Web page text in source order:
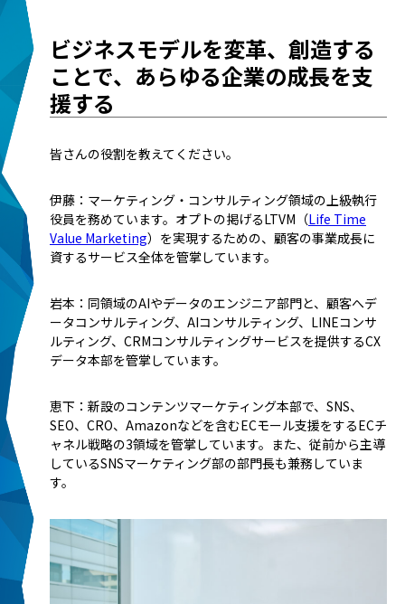
ビジネスモデルを変革、創造する
ことで、あらゆる企業の成長を支
援する
――皆さんの役割を教えてください。
伊藤：マーケティング・コンサルティング領域の上級執行
役員を務めています。オプトの掲げるLTVM（Life Time
Value Marketing）を実現するための、顧客の事業成長に
資するサービス全体を管掌しています。
岩本：同領域のAIやデータのエンジニア部門と、顧客へデ
ータコンサルティング、AIコンサルティング、LINEコンサ
ルティング、CRMコンサルティングサービスを提供するCX
データ本部を管掌しています。
恵下：新設のコンテンツマーケティング本部で、SNS、
SEO、CRO、Amazonなどを含むECモール支援をするECチ
ャネル戦略の3領域を管掌しています。また、従前から主導
しているSNSマーケティング部の部門長も兼務していま
す。